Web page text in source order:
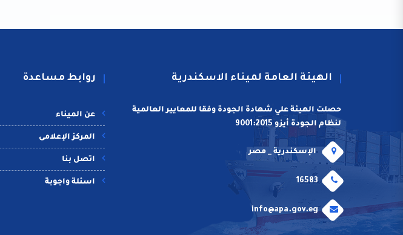
الهيئة العامة لميناء الاسكندرية
حصلت الهيئة علي شهادة الجودة وفقا للمعايير العالمية
لنظام الجودة أيزو 9001:2015
الإسكندرية _ مصر
16583
info@apa.gov.eg
روابط مساعدة
عن الميناء
المركز الإعلامى
اتصل بنا
اسئلة واجوبة